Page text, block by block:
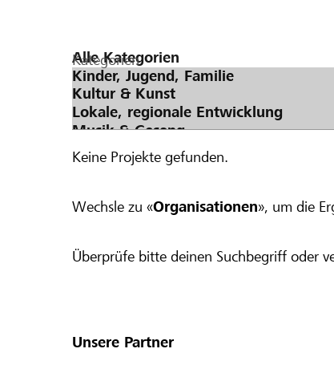
Kategorien
Keine Projekte gefunden.
Wechsle zu «Organisationen», um die
Überprüfe bitte deinen Suchbegriff oder
Unsere Partner